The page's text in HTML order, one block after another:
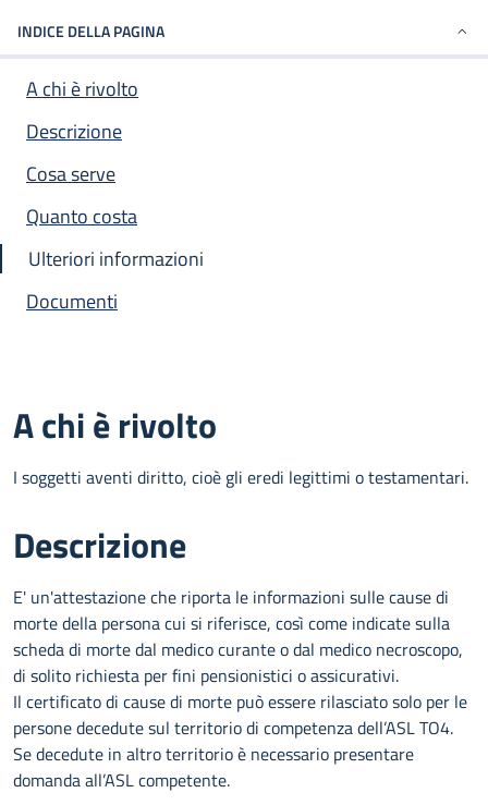
INDICE DELLA PAGINA
A chi è rivolto
Descrizione
Cosa serve
Quanto costa
Ulteriori informazioni
Documenti
A chi è rivolto
I soggetti aventi diritto, cioè gli eredi legittimi o testamentari.
Descrizione
E' un'attestazione che riporta le informazioni sulle cause di
morte della persona cui si riferisce, così come indicate sulla
scheda di morte dal medico curante o dal medico necroscopo,
di solito richiesta per fini pensionistici o assicurativi.
Il certificato di cause di morte può essere rilasciato solo per le
persone decedute sul territorio di competenza dell’ASL TO4.
Se decedute in altro territorio è necessario presentare
domanda all’ASL competente.